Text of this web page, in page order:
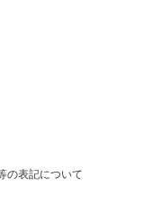
の表記について